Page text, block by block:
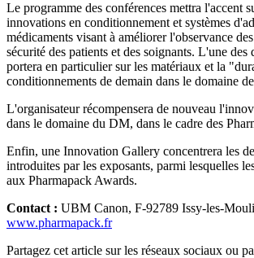
Le programme des conférences mettra l'accent
innovations en conditionnement et systèmes
médicaments visant à améliorer l'observance
sécurité des patients et des soignants. L'une des
portera en particulier sur les matériaux et la
conditionnements de demain dans le domaine
L'organisateur récompensera de nouveau
dans le domaine du DM, dans le cadre des
Enfin, une Innovation Gallery concentrera les
introduites par les exposants, parmi lesquelles
aux Pharmapack Awards.
Contact : UBM Canon, F-92789 Issy-les-
www.pharmapack.fr
Partagez cet article sur les réseaux sociaux ou